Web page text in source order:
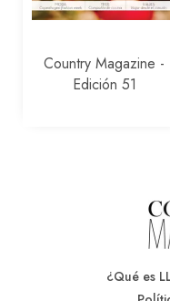
Country Magazine -
Edición 51
¿Qué es